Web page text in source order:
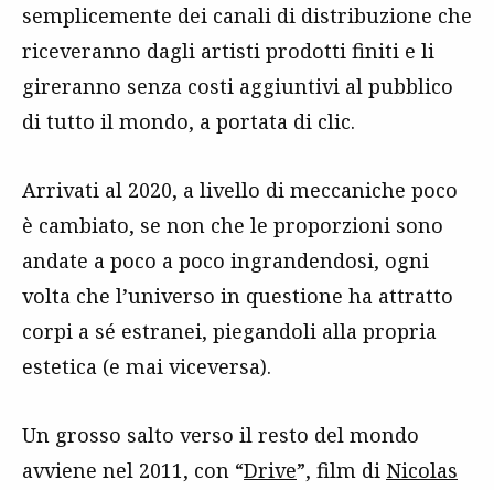
semplicemente dei canali di distribuzione che
riceveranno dagli artisti prodotti finiti e li
gireranno senza costi aggiuntivi al pubblico
di tutto il mondo, a portata di clic.
Arrivati al 2020, a livello di meccaniche poco
è cambiato, se non che le proporzioni sono
andate a poco a poco ingrandendosi, ogni
volta che l’universo in questione ha attratto
corpi a sé estranei, piegandoli alla propria
estetica (e mai viceversa).
Un grosso salto verso il resto del mondo
avviene nel 2011, con “Drive”, film di Nicolas